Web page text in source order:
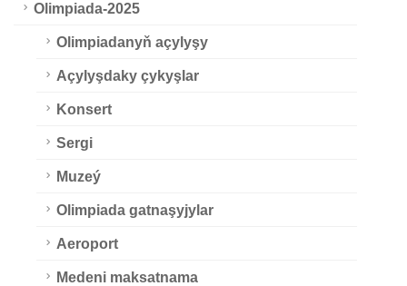
Olimpiada-2025
Olimpiadanyň açylyşy
Açylyşdaky çykyşlar
Konsert
Sergi
Muzeý
Olimpiada gatnaşyjylar
Aeroport
Medeni maksatnama